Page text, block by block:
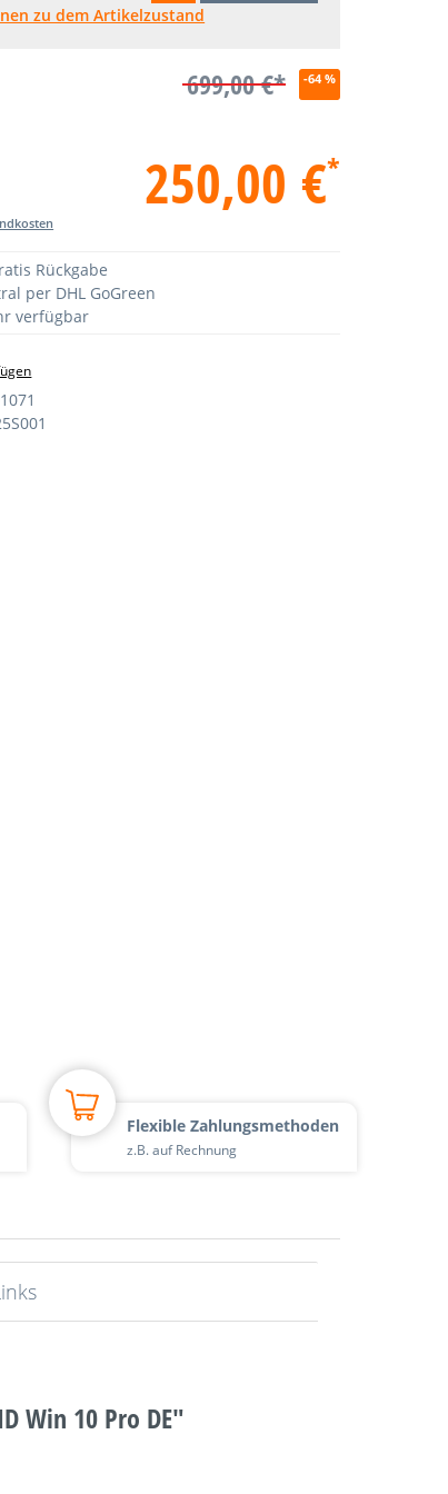
zu dem Artikelzustand
699,00 €* -64 %
250,00 €*
Rückgabe
per DHL GoGreen
verfügbar
Flexible Zahlungsmethoden
z.B. auf Rechnung
Win 10 Pro DE"